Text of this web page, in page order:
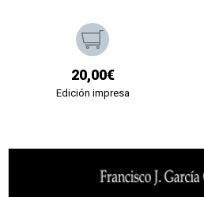
20,00€
Edición impresa